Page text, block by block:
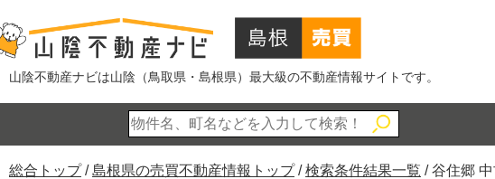
山陰不動産ナビは山陰（鳥取県・島根県）最大級の不動産情報サイトです。
現
総合トップ/島根県の売買不動産情報トップ/検索条件結果一覧 /谷住郷